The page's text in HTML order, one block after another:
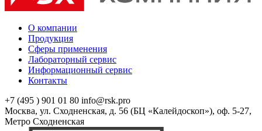
О компании
Продукция
Сферы применения
Лабораторный сервис
Информационный сервис
Контакты
+7 (495 ) 901 01 80 info@rsk.pro
Москва, ул. Сходненская, д. 56 (БЦ «Калейдоскоп»), оф. 5-27,
Метро Сходненская